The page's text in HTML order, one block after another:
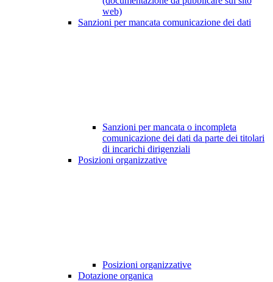
web)
Sanzioni per mancata comunicazione dei dati
Sanzioni per mancata o incompleta
comunicazione dei dati da parte dei titolari
di incarichi dirigenziali
Posizioni organizzative
Posizioni organizzative
Dotazione organica